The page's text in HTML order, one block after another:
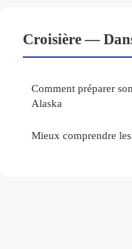
Croisière —
Comment préparer
Alaska
Mieux comprendre